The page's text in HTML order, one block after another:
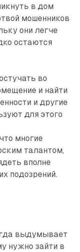
в дом
мошенников
они легче
остаются
во
и найти
и другие
для этого
многие
талантом,
вполне
подозрений.
выдумывает
нужно зайти в